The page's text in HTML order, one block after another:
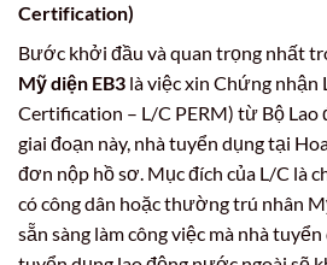
Certification)
Bước khởi đầu và quan trọng nhất
Mỹ diện EB3 là việc xin Chứng nhận
Certification – L/C PERM) từ Bộ Lao
giai đoạn này, nhà tuyển dụng tại
đơn nộp hồ sơ. Mục đích của L/C là
có công dân hoặc thường trú nhân
sẵn sàng làm công việc mà nhà